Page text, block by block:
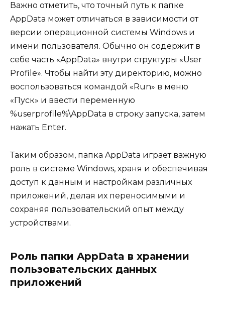
Важно отметить, что точный путь к папке
AppData может отличаться в зависимости от
версии операционной системы Windows и
имени пользователя. Обычно он содержит в
себе часть «AppData» внутри структуры «User
Profile». Чтобы найти эту директорию, можно
воспользоваться командой «Run» в меню
«Пуск» и ввести переменную
%userprofile%\AppData в строку запуска, затем
нажать Enter.
Таким образом, папка AppData играет важную
роль в системе Windows, храня и обеспечивая
доступ к данным и настройкам различных
приложений, делая их переносимыми и
сохраняя пользовательский опыт между
устройствами.
Роль папки AppData в хранении
пользовательских данных
приложений